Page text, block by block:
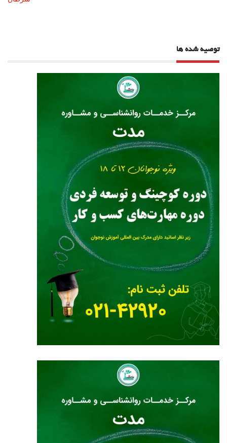
توصیه شده ها